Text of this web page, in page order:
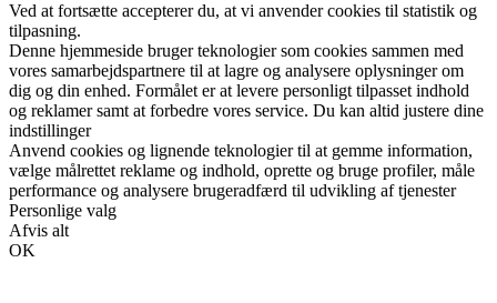
Ved at fortsætte accepterer du, at vi anvender cookies til statistik og
tilpasning.
Denne hjemmeside bruger teknologier som cookies sammen med
vores samarbejdspartnere til at lagre og analysere oplysninger om
dig og din enhed. Formålet er at levere personligt tilpasset indhold
og reklamer samt at forbedre vores service. Du kan altid justere dine
indstillinger
Anvend cookies og lignende teknologier til at gemme information,
vælge målrettet reklame og indhold, oprette og bruge profiler, måle
performance og analysere brugeradfærd til udvikling af tjenester
Personlige valg
Afvis alt
OK